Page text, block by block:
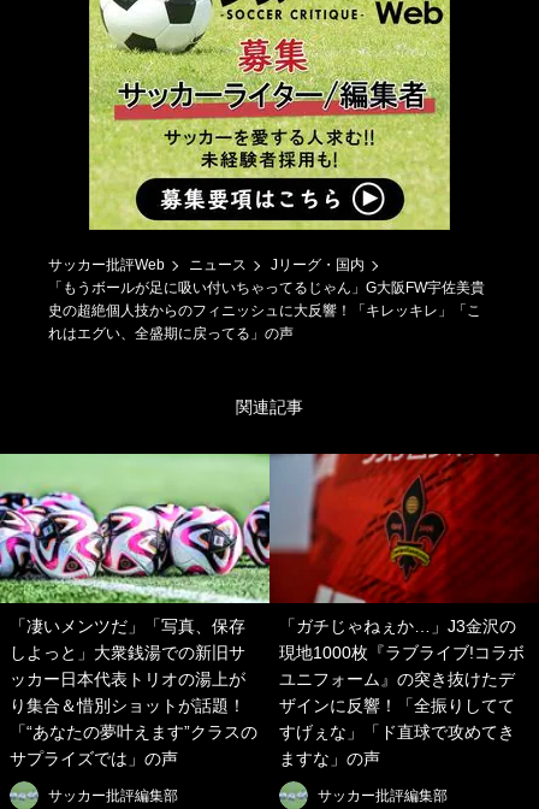
サッカー批評Web ニュース
Jリーグ・国内
「もうボールが足に吸い付いちゃってるじゃん」G大阪FW宇佐美貴
史の超絶個人技からのフィニッシュに大反響！「キレッキレ」「こ
れはエグい、全盛期に戻ってる」の声
関連記事
「凄いメンツだ」「写真、保存
しよっと」大衆銭湯での新旧サ
ッカー日本代表トリオの湯上が
り集合＆惜別ショットが話題！
「“あなたの夢叶えます”クラスの
サプライズでは」の声
サッカー批評編集部
「ガチじゃねぇか…」J3金沢の
現地1000枚『ラブライブ!コラボ
ユニフォーム』の突き抜けたデ
ザインに反響！「全振りしてて
すげぇな」「ド直球で攻めてき
ますな」の声
サッカー批評編集部